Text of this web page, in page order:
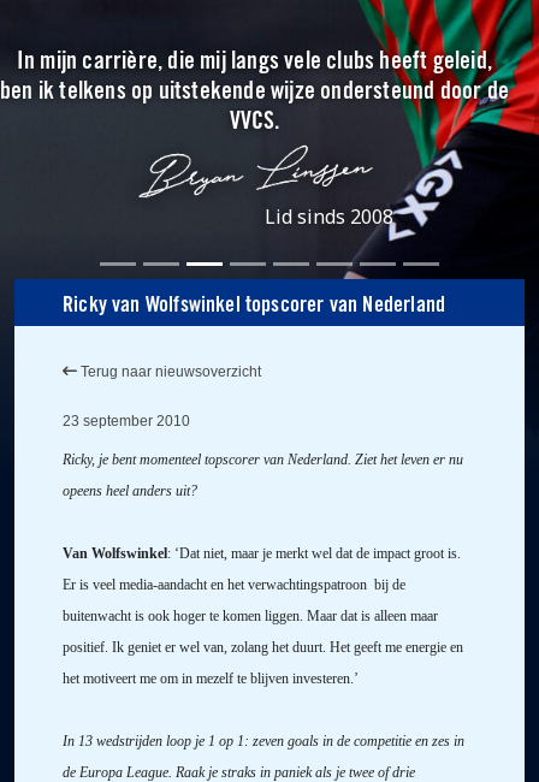
In mijn carrière, die mij langs vele clubs heeft geleid,
ben ik telkens op uitstekende wijze ondersteund door de
VVCS.
Lid sinds 2008
Ricky van Wolfswinkel topscorer van Nederland
Terug naar nieuwsoverzicht
23 september 2010
Ricky, je bent momenteel topscorer van Nederland. Ziet het leven er nu
opeens heel anders uit?
Van Wolfswinkel: ‘Dat niet, maar je merkt wel dat de impact groot is.
Er is veel media-aandacht en het verwachtingspatroon bij de
buitenwacht is ook hoger te komen liggen. Maar dat is alleen maar
positief. Ik geniet er wel van, zolang het duurt. Het geeft me energie en
het motiveert me om in mezelf te blijven investeren.’
In 13 wedstrijden loop je 1 op 1: zeven goals in de competitie en zes in
de Europa League. Raak je straks in paniek als je twee of drie